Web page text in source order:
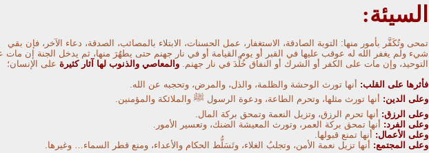
السيئة:
تمحى وتُكَفَّر بأمور منها: التوبة الصادقة، الاستغفار، عمل الحسنات، الابتلاء بالمصائب، الصدقة، دعاء الآخر، فإن بقي
شيء ولم يغفر الله له عوقب عليها في القبر أو يوم القيامة أو في نار جهنم حتى يطهُرَ منها، ثم يدخل الجنة إن مات
التوحيد، وإن مات على الكفر أو الشرك أو النفاق خُلِّدَ في نار جهنم. والمعاصي والذنوب لها آثار كثيرة على
الإنسان؛
فأثرها على القلب: أنها تورث الوحشة والظلمة، والذل، والمرض، وتحجبه عن الله.
وعلى الدين: أنها تورث مثلها، وتحرم الطاعة، ودعوة الرسول ﷺ والملائكة والمؤمنين.
وعلى الرزق: أنها تحرم الرزق، وتزيل النعمة وتمحق بركة المال.
وعلى الفرد: أنها تمحق بركة العمر، وتورث المعيشة الضنك، وتعسير الأمور.
وعلى الأعمال: أنها تمنع قبولها.
وعلى المجتمع: أنها تزيل نعمة الأمن، وتجلبُ الغلاء، وتَسَلُّط الحكام والأعداء، ومنع قطر السماء… وغيرها.